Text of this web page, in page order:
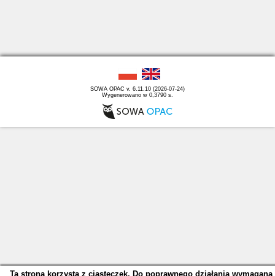
SOWA OPAC v. 6.11.10 (2026-07-24)
Wygenerowano w 0,3790 s.
Ta strona korzysta z ciasteczek. Do poprawnego działania wymagana